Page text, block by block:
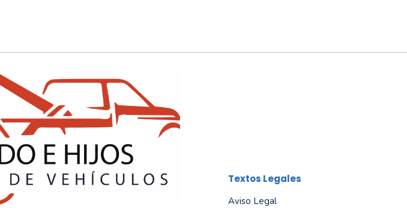
Textos Legales
Aviso Legal